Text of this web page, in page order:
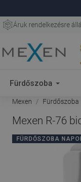
Áruk rendelkezésre
Fürdőszoba
Mexen Fürdőszoba
Mexen R-76
FÜRDŐSZOBA